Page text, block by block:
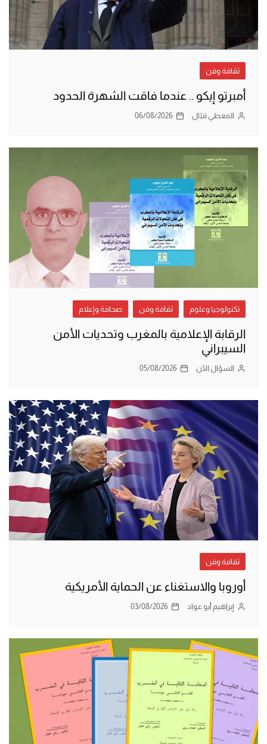
ثقافة وفن
أمبرتو إيكو .. عندما فاقت الشهرة الحدود
المعطي قبّال 06/08/2026
تكنولوجيا وعلوم ثقافة وفن صحافة وإعلام
الرقابة الإعلامية بالمغرب وتحديات الأمن
السيبراني
السؤال الآن 05/08/2026
ثقافة وفن
أوروبا والاستغناء عن الحماية الأمريكية
إبراهيم أبو عواد 03/08/2026